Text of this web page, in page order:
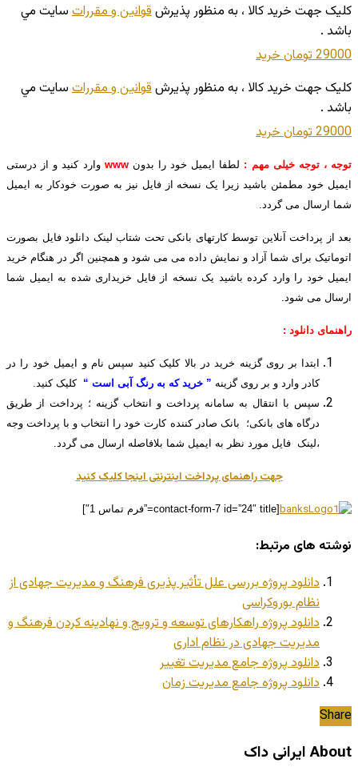
کليک جهت خريد کالا ، به منظور پذيرشقوانين و مقررات سايت مي
باشد .
29000 تومان
خريد
کليک جهت خريد کالا ، به منظور پذيرشقوانين و مقررات سايت مي
باشد .
29000 تومان
خريد
توجه ، توجه خیلی مهم : لطفا ایمیل خود را بدون www وارد کنید و از درستی
ایمیل خود مطمئن باشید زیرا یک نسخه از فایل نیز به صورت خودکار به ایمیل
شما ارسال می گردد.
بعد از پرداخت آنلاین توسط کارتهای بانکی تحت شتاب لینک دانلود فایل بصورت
اتوماتیک برای شما آزاد و نمایش داده می می شود و همچنین اگر در هنگام خرید
ایمیل خود را وارد کرده باشید یک نسخه از فایل خریداری شده به ایمیل شما
ارسال می شود.
راهنمای دانلود :
ابتدا بر روی گزینه خرید در بالا کلیک کنید سپس نام و ایمیل خود را در
کادر وارد و بر روی گزینه ” خرید که به رنگ آبی است “ کلیک کنید.
سپس با انتقال به سامانه پرداخت و انتخاب گزینه ؛ پرداخت از طریق
درگاه های بانکی؛ بانک صادر کننده کارت خود را انتخاب و با پرداخت وجه
،لینک فایل مورد نظر به ایمیل شما بلافاصله ارسال می گردد.
جهت راهنمای پرداخت اینترنتی اینجا کلیک کنید
[contact-form-7 id=”24″ title=”فرم تماس 1″]
نوشته های مرتبط:
دانلود پروژه بررسی علل تأثیر پذیری فرهنگ و مدیریت جهادی از
نظام بوروکراسی
دانلود پروژه راهکارهای توسعه و ترویج و نهادینه کردن فرهنگ و
مدیریت جهادی در نظام اداری
دانلود پروژه جامع مدیریت تغییر
دانلود پروژه جامع مدیریت زمان
Share
About ایرانی داک